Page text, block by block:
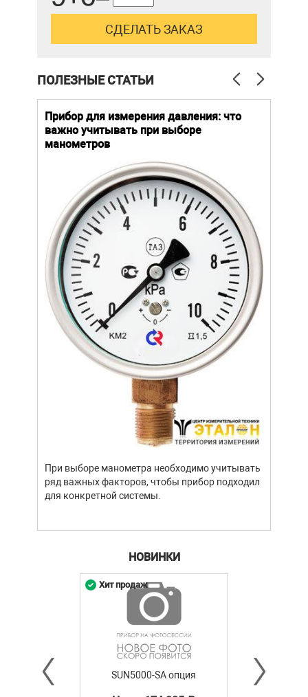
ПОЛЕЗНЫЕ СТАТЬИ
Прибор для измерения давления: что
важно учитывать при выборе
манометров
При выборе манометра необходимо учитывать
ряд важных факторов, чтобы прибор подходил
для конкретной системы.
НОВИНКИ
SUN5000-SA опция
Хит продаж